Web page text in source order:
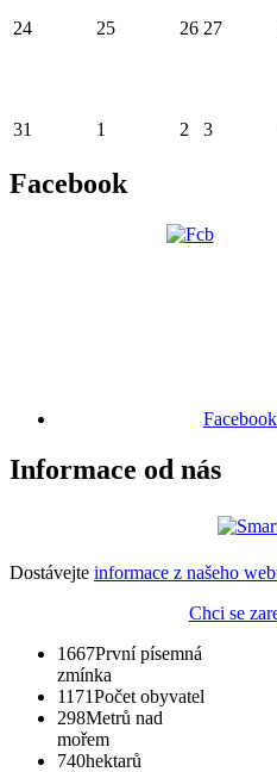
24 25 26 27
31 1 2 3
Facebook
Informace od nás
Dostávejte informace z našeho
Chci se
1667První písemná
zmínka
1171Počet obyvatel
298Metrů nad
mořem
740hektarů